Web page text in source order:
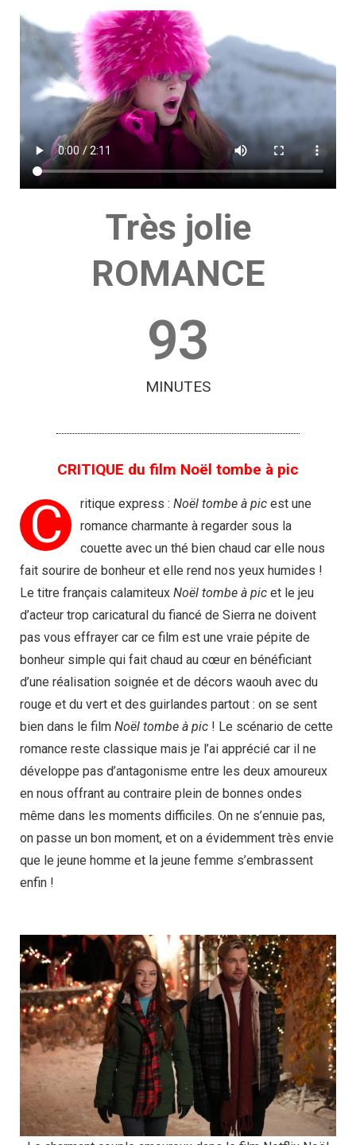
Très jolie
ROMANCE
93
MINUTES
CRITIQUE du film Noël tombe à pic
C ritique express : Noël tombe à pic est une
romance charmante à regarder sous la
couette avec un thé bien chaud car elle nous
fait sourire de bonheur et elle rend nos yeux humides !
Le titre français calamiteux Noël tombe à pic et le jeu
d’acteur trop caricatural du fiancé de Sierra ne doivent
pas vous effrayer car ce film est une vraie pépite de
bonheur simple qui fait chaud au cœur en bénéficiant
d’une réalisation soignée et de décors waouh avec du
rouge et du vert et des guirlandes partout : on se sent
bien dans le film Noël tombe à pic ! Le scénario de cette
romance reste classique mais je l’ai apprécié car il ne
développe pas d’antagonisme entre les deux amoureux
en nous offrant au contraire plein de bonnes ondes
même dans les moments difficiles. On ne s’ennuie pas,
on passe un bon moment, et on a évidemment très envie
que le jeune homme et la jeune femme s’embrassent
enfin !